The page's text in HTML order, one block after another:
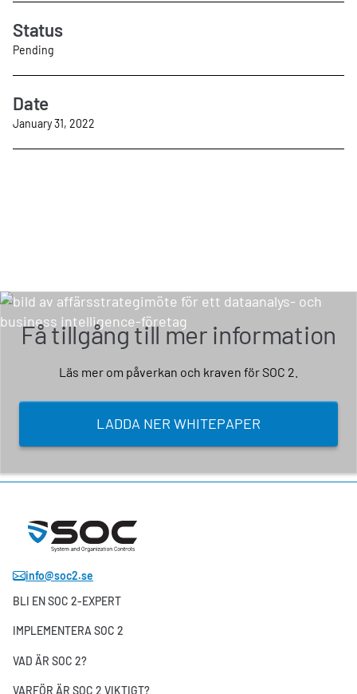
Status
Pending
Date
January 31, 2022
Få tillgång till mer information
Läs mer om påverkan och kraven för SOC 2.
LADDA NER WHITEPAPER
info@soc2.se
BLI EN SOC 2-EXPERT
IMPLEMENTERA SOC 2
VAD ÄR SOC 2?
VARFÖR ÄR SOC 2 VIKTIGT?